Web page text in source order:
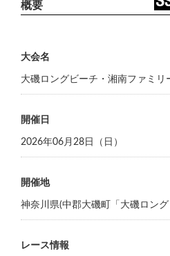
大会名
大磯ロングビーチ・湘南ファミリ
開催日
2026年06月28日（日）
開催地
神奈川県(中郡大磯町「大磯ロン
レース情報